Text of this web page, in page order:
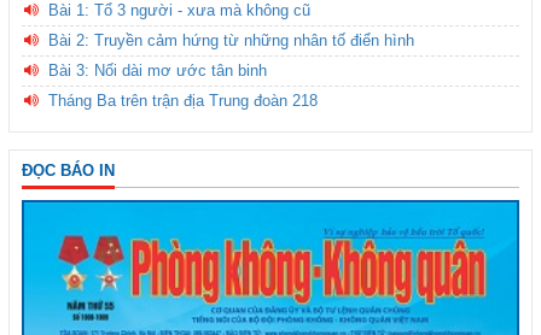
Bài 1: Tổ 3 người - xưa mà không cũ
Bài 2: Truyền cảm hứng từ những nhân tố điển hình
Bài 3: Nối dài mơ ước tân binh
Tháng Ba trên trận địa Trung đoàn 218
ĐỌC BÁO IN